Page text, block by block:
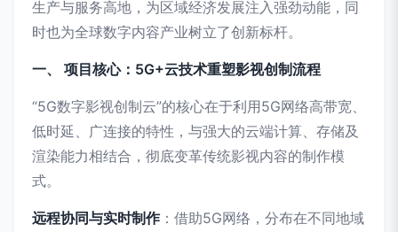
生产与服务高地，为区域经济发展注入强劲动能，同
时也为全球数字内容产业树立了创新标杆。
一、 项目核心：5G+云技术重塑影视创制流程
“5G数字影视创制云”的核心在于利用5G网络高带宽、
低时延、广连接的特性，与强大的云端计算、存储及
渲染能力相结合，彻底变革传统影视内容的制作模
式。
远程协同与实时制作：借助5G网络，分布在不同地域